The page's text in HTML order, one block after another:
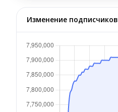
Изменение подписчиков